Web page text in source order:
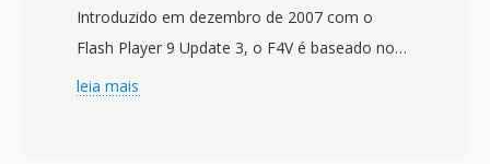
Introduzido em dezembro de 2007 com o
Flash Player 9 Update 3, o F4V é baseado no
formato de mídia base ISO (MPEG-4 Part 14) é
leia mais